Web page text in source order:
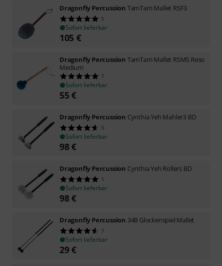
Dragonfly Percussion TamTam Mallet RSF3
5
Sofort lieferbar
105 €
Dragonfly Percussion TamTam Mallet RSMS Reso
Medium
7
Sofort lieferbar
55€
Dragonfly Percussion Cynthia Yeh Mahler3 BD
5
Sofort lieferbar
98€
Dragonfly Percussion Cynthia Yeh Rollers BD
1
Sofort lieferbar
98€
Dragonfly Percussion 34B Glockenspiel Mallet
7
Sofort lieferbar
29€